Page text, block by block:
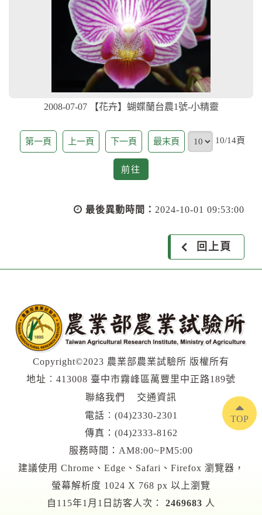
2008-07-07 【花卉】蝴蝶蘭台農1號-小精靈
第一頁 上一頁 下一頁 最末頁 頁
10/14頁
前往
往
最後異動時間： 2024-10-01 09:53:00
回上頁
Copyright©2023 農業部農業試驗所 版權所有
地址︰413008 臺中市霧峰區萬豐里中正路189號
聯絡我們
交通資訊
電話︰ (04)2330-2301
傳真：(04)2333-8162
服務時間：AM8:00~PM5:00
建議使用 Chrome、Edge、Safari、Firefox 瀏覽器，
螢幕解析度 1024 X 768 px 以上瀏覽
自115年1月1日訪客人次：
2469683 人
TOP